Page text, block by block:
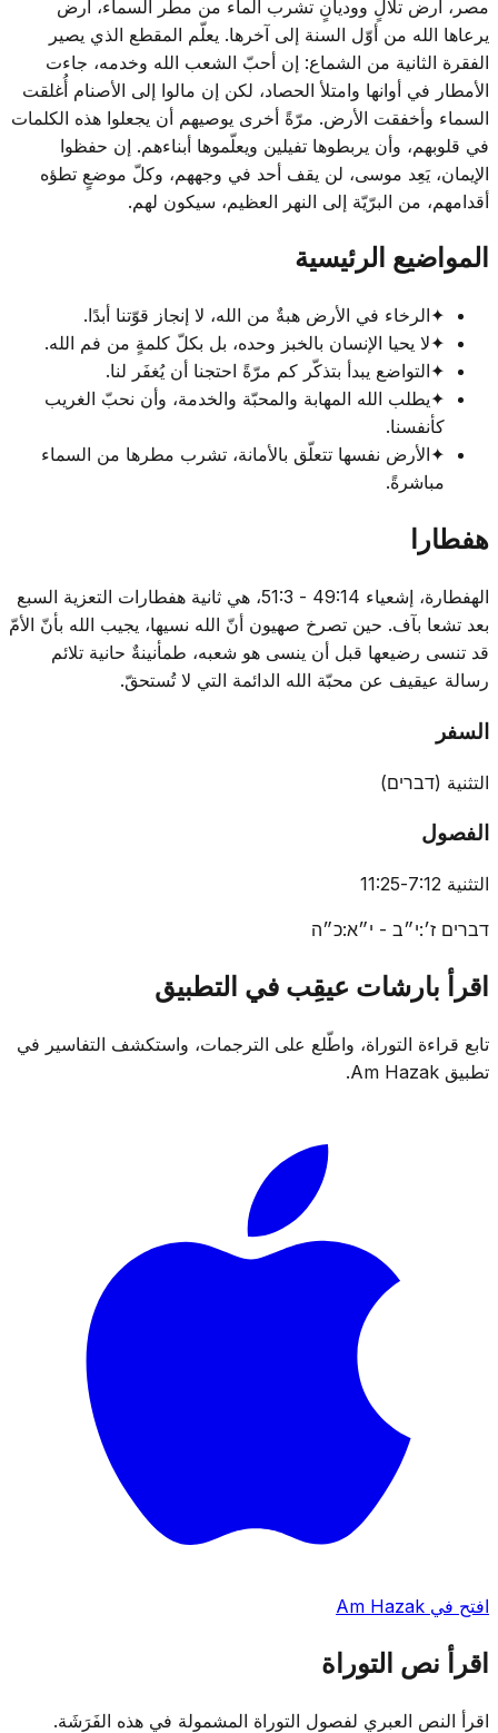
مصر، أرض تلالٍ ووديانٍ تشرب الماء من مطر السماء، أرض
يرعاها الله من أوّل السنة إلى آخرها. يعلّم المقطع الذي يصير
الفقرة الثانية من الشماع: إن أحبّ الشعب الله وخدمه، جاءت
الأمطار في أوانها وامتلأ الحصاد، لكن إن مالوا إلى الأصنام أُغلقت
السماء وأخفقت الأرض. مرّةً أخرى يوصيهم أن يجعلوا هذه الكلمات
في قلوبهم، وأن يربطوها تفيلين ويعلّموها أبناءهم. إن حفظوا
الإيمان، يَعِد موسى، لن يقف أحد في وجههم، وكلّ موضعٍ تطؤه
أقدامهم، من البرّيّة إلى النهر العظيم، سيكون لهم.
المواضيع الرئيسية
✦الرخاء في الأرض هبةٌ من الله، لا إنجاز قوّتنا أبدًا.
✦لا يحيا الإنسان بالخبز وحده، بل بكلّ كلمةٍ من فم الله.
✦التواضع يبدأ بتذكّر كم مرّةً احتجنا أن يُغفَر لنا.
✦يطلب الله المهابة والمحبّة والخدمة، وأن نحبّ الغريب
كأنفسنا.
✦الأرض نفسها تتعلّق بالأمانة، تشرب مطرها من السماء
مباشرةً.
هفطارا
الهفطارة، إشعياء 49:14 - 51:3، هي ثانية هفطارات التعزية السبع
بعد تشعا بآف. حين تصرخ صهيون أنّ الله نسيها، يجيب الله بأنّ الأمّ
قد تنسى رضيعها قبل أن ينسى هو شعبه، طمأنينةٌ حانية تلائم
رسالة عيقيف عن محبّة الله الدائمة التي لا تُستحقّ.
السفر
التثنية (דברים)
الفصول
التثنية 7:12-11:25
דברים ז׳:י״ב - י״א:כ״ה
اقرأ بارشات عيقِب في التطبيق
تابع قراءة التوراة، واطّلع على الترجمات، واستكشف التفاسير في
تطبيق Am Hazak.
افتح في Am Hazak
اقرأ نص التوراة
اقرأ النص العبري لفصول التوراة المشمولة في هذه الفَرَشَة.